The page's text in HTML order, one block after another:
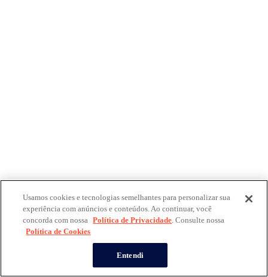
Usamos cookies e tecnologias semelhantes para personalizar sua
experiência com anúncios e conteúdos. Ao continuar, você
concorda com nossa Política de Privacidade. Consulte nossa
Política de Cookies
Entendi